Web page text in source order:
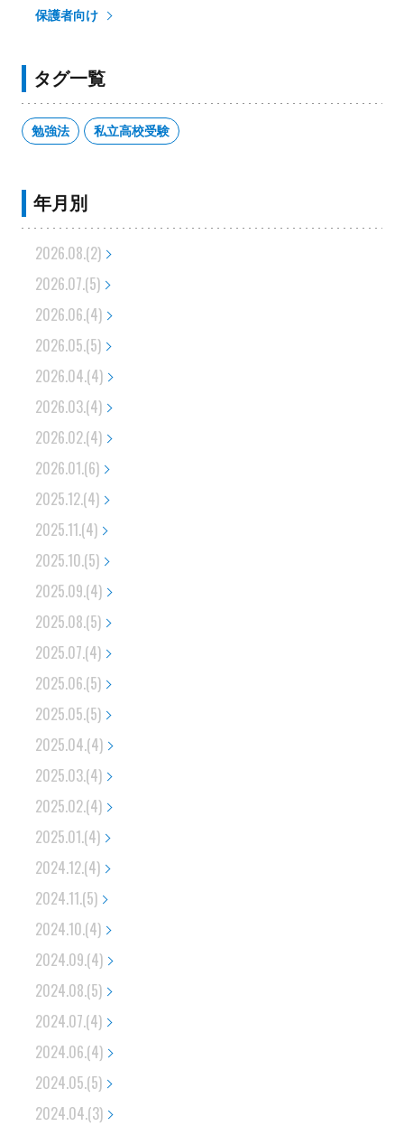
保護者向け
タグ一覧
勉強法 私立高校受験
年月別
2026.08.(2)
2026.07.(5)
2026.06.(4)
2026.05.(5)
2026.04.(4)
2026.03.(4)
2026.02.(4)
2026.01.(6)
2025.12.(4)
2025.11.(4)
2025.10.(5)
2025.09.(4)
2025.08.(5)
2025.07.(4)
2025.06.(5)
2025.05.(5)
2025.04.(4)
2025.03.(4)
2025.02.(4)
2025.01.(4)
2024.12.(4)
2024.11.(5)
2024.10.(4)
2024.09.(4)
2024.08.(5)
2024.07.(4)
2024.06.(4)
2024.05.(5)
2024.04.(3)